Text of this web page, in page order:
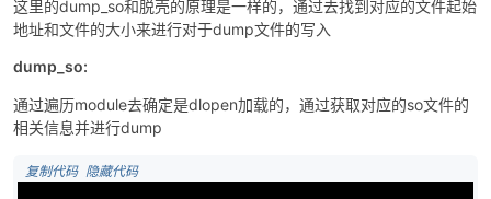
这里的dump_so和脱壳的原理是一样的，通过去找到对应的文件起始
地址和文件的大小来进行对于dump文件的写入
dump_so:
通过遍历module去确定是dlopen加载的，通过获取对应的so文件的
相关信息并进行dump
复制代码 隐藏代码